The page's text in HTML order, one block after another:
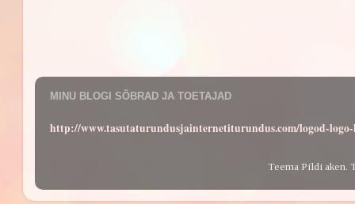
MINU BLOGI SÕBRAD JA TOETAJAD
http://www.tasutaturundusjainternetiturundus.com/logod-
Teema Pildi aken.